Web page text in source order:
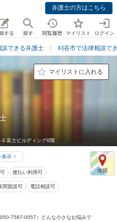
弁護士の方はこちら
する 探す 閲覧履歴 マイリスト ログイン
できる弁護士 刈谷市で法律相談で
マイリストに入れる
3 富士ビルディング6階
表示
後払い利用可
間面談可 電話相談可
7587-0057）どんな小さなお悩みで